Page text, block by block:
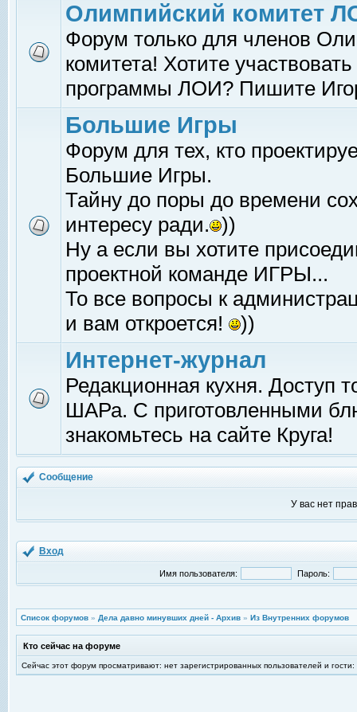
Олимпийский комитет
Форум только для членов
комитета! Хотите
программы ЛОИ? Пишите
Большие Игры
Форум для тех, кто
Большие Игры.
Тайну до поры до времени
интересу ради. ))
Ну а если вы хотите
проектной команде ИГРЫ...
То все вопросы к
и вам откроется!
))
Интернет-журнал
Редакционная кухня. Доступ
ШАРа. С приготовленными
знакомьтесь на сайте Круга!
Сообщение
У вас нет
Вход
Имя пользователя: Пароль:
Список форумов » Дела давно минувших дней - Архив » Из Внутренних форумов
Кто сейчас на форуме
Сейчас этот форум просматривают: нет зарегистрированных пользователей и гости: